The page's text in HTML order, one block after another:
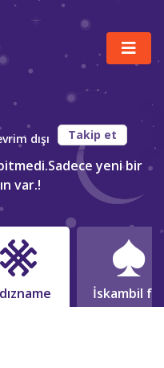
dışı Takip et
yeni bir
var.!
İskambil